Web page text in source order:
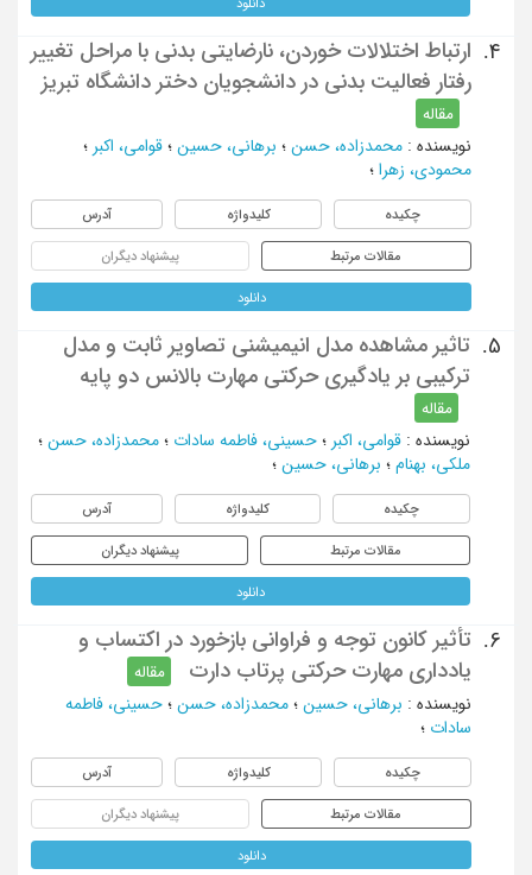
4.
ارتباط اختلالات خوردن، نارضایتی بدنی با مراحل تغییر
رفتار فعالیت بدنی در دانشجویان دختر دانشگاه تبریز
مقاله
نویسنده : محمدزاده، حسن ؛ برهانی، حسین ؛ قوامی، اکبر ؛
محمودی، زهرا ؛
چکیده کلیدواژه آدرس
مقالات مرتبط پیشنهاد دیگران
دانلود
5.
تاثیر مشاهده مدل انیمیشنی تصاویر ثابت و مدل
ترکیبی بر یادگیری حرکتی مهارت بالانس دو پایه
مقاله
نویسنده : قوامی، اکبر ؛ حسینی، فاطمه سادات ؛ محمدزاده، حسن ؛
ملکی، بهنام ؛ برهانی، حسین ؛
چکیده کلیدواژه آدرس
مقالات مرتبط پیشنهاد دیگران
دانلود
6.
تأثیر کانون توجه و فراوانی بازخورد در اکتساب و
یادداری مهارت حرکتی پرتاب دارت
مقاله
نویسنده : برهانی، حسین ؛ محمدزاده، حسن ؛ حسینی، فاطمه
سادات ؛
چکیده کلیدواژه آدرس
مقالات مرتبط پیشنهاد دیگران
دانلود